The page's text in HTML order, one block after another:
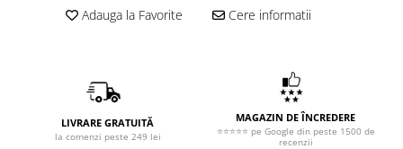
Adauga la Favorite Cere informatii
LIVRARE GRATUITĂ
la comenzi peste 249 lei
MAGAZIN DE ÎNCREDERE
⭐⭐⭐⭐⭐ pe Google din peste 1500 de
recenzii